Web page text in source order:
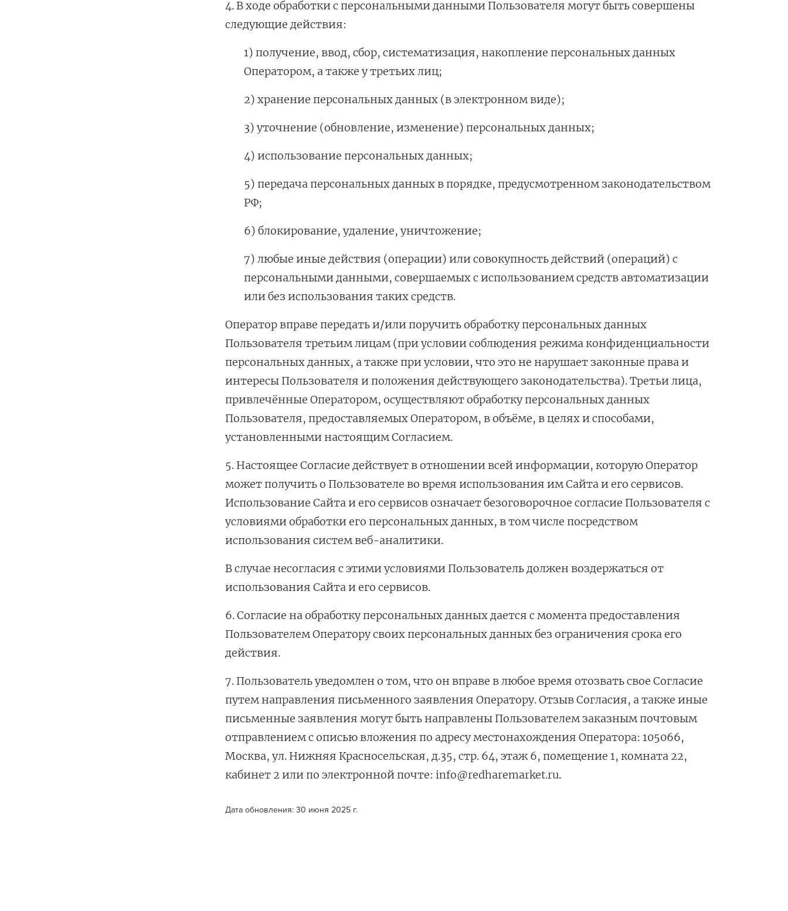
4. В ходе обработки с персональными данными Пользователя могут быть совершены
следующие действия:
1) получение, ввод, сбор, систематизация, накопление персональных данных
Оператором, а также у третьих лиц;
2) хранение персональных данных (в электронном виде);
3) уточнение (обновление, изменение) персональных данных;
4) использование персональных данных;
5) передача персональных данных в порядке, предусмотренном законодательством
РФ;
6) блокирование, удаление, уничтожение;
7) любые иные действия (операции) или совокупность действий (операций) с
персональными данными, совершаемых с использованием средств автоматизации
или без использования таких средств.
Оператор вправе передать и/или поручить обработку персональных данных
Пользователя третьим лицам (при условии соблюдения режима конфиденциальности
персональных данных, а также при условии, что это не нарушает законные права и
интересы Пользователя и положения действующего законодательства). Третьи лица,
привлечённые Оператором, осуществляют обработку персональных данных
Пользователя, предоставляемых Оператором, в объёме, в целях и способами,
установленными настоящим Согласием.
5. Настоящее Согласие действует в отношении всей информации, которую Оператор
может получить о Пользователе во время использования им Сайта и его сервисов.
Использование Сайта и его сервисов означает безоговорочное согласие Пользователя с
условиями обработки его персональных данных, в том числе посредством
использования систем веб-аналитики.
В случае несогласия с этими условиями Пользователь должен воздержаться от
использования Сайта и его сервисов.
6. Согласие на обработку персональных данных дается с момента предоставления
Пользователем Оператору своих персональных данных без ограничения срока его
действия.
7. Пользователь уведомлен о том, что он вправе в любое время отозвать свое Согласие
путем направления письменного заявления Оператору. Отзыв Согласия, а также иные
письменные заявления могут быть направлены Пользователем заказным почтовым
отправлением с описью вложения по адресу местонахождения Оператора: 105066,
Москва, ул. Нижняя Красносельская, д.35, стр. 64, этаж 6, помещение 1, комната 22,
кабинет 2 или по электронной почте: info@redharemarket.ru.
Дата обновления: 30 июня 2025 г.
УСТАНОВЛЮ ПОЗЖЕ